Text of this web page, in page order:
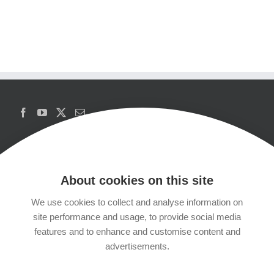
Copyrights
Datenschutzerklärung
About cookies on this site
We use cookies to collect and analyse information on
site performance and usage, to provide social media
features and to enhance and customise content and
advertisements.